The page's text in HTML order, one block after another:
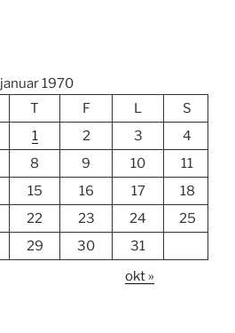
januar 1970
T F L
S
1
2 3
4
8 9 10
11
15 16 17
18
22 23 24
25
29 30
31
okt »